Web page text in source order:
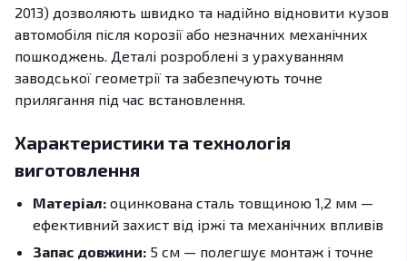
2013) дозволяють швидко та надійно відновити кузов
автомобіля після корозії або незначних механічних
пошкоджень. Деталі розроблені з урахуванням
заводської геометрії та забезпечують точне
прилягання під час встановлення.
Характеристики та технологія
виготовлення
Матеріал: оцинкована сталь товщиною 1,2 мм —
ефективний захист від іржі та механічних впливів
Запас довжини: 5 см — полегшує монтаж і точне